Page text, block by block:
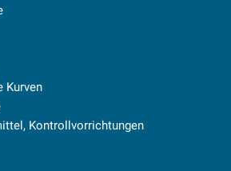
Kurven
Kontrollvorrichtungen